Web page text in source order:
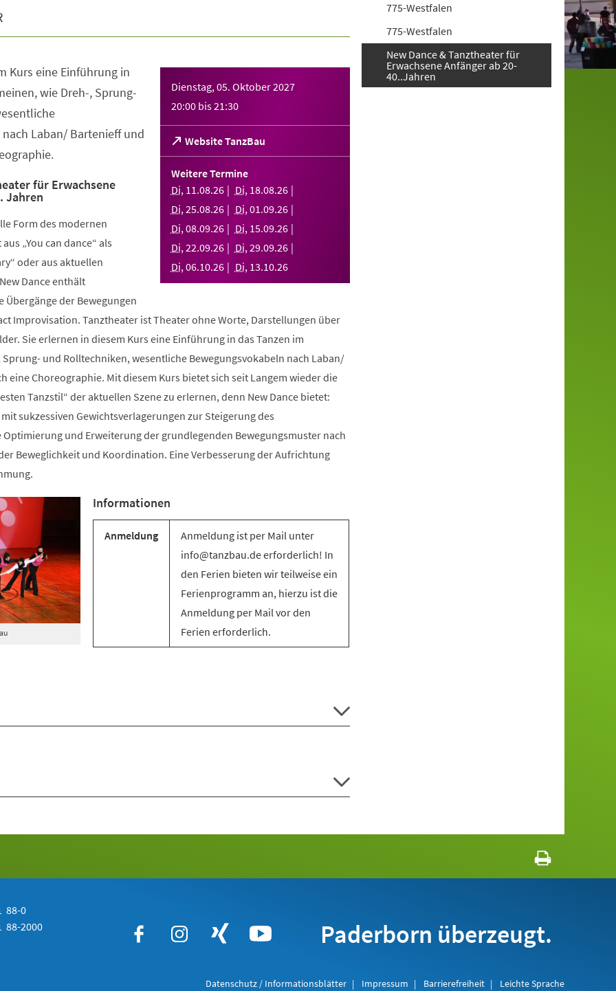
Dienstag, 05. Oktober 2027
20:00 bis21:30
Website TanzBau
(Öffnet
in
einem
neuen
Tab)
Weitere Termine
Di, 11.08.26 Di, 18.08.26
Di,25.08.26 Di,01.09.26
Di,08.09.26 Di, 15.09.26
Di,22.09.26 Di,29.09.26
Di,06.10.26 Di, 13.10.26
Kurs eine Einführung in
wie Dreh-, Sprung-
Laban/ Bartenieff und
für Erwachsene
Jahren
Form des modernen
„You can dance“ als
oder aus aktuellen
Dance enthält
der Bewegungen
Improvisation. Tanztheater ist Theater ohne Worte, Darstellungen über
Sie erlernen in diesem Kurs eine Einführung in das Tanzen im
und Rolltechniken, wesentliche Bewegungsvokabeln nach Laban/
eine Choreographie. Mit diesem Kurs bietet sich seit Langem wieder die
Tanzstil“ der aktuellen Szene zu erlernen, denn New Dance bietet:
sukzessiven Gewichtsverlagerungen zur Steigerung des
Optimierung und Erweiterung der grundlegenden Bewegungsmuster nach
Beweglichkeit und Koordination. Eine Verbesserung der Aufrichtung
Informationen
Anmeldung
Anmeldung ist per Mail unter
info@tanzbau.de erforderlich! In
den Ferien bieten wir teilweise ein
Ferienprogramm an, hierzu ist die
Anmeldung per Mail vor den
Ferien erforderlich.
775-Westfalen
775-Westfalen
New Dance & Tanztheater für
Erwachsene Anfänger ab 20-
40..Jahren
88-0
88-2000 Paderborn überzeugt.
Datenschutz / Informationsblätter Impressum Barrierefreiheit Leichte Sprache